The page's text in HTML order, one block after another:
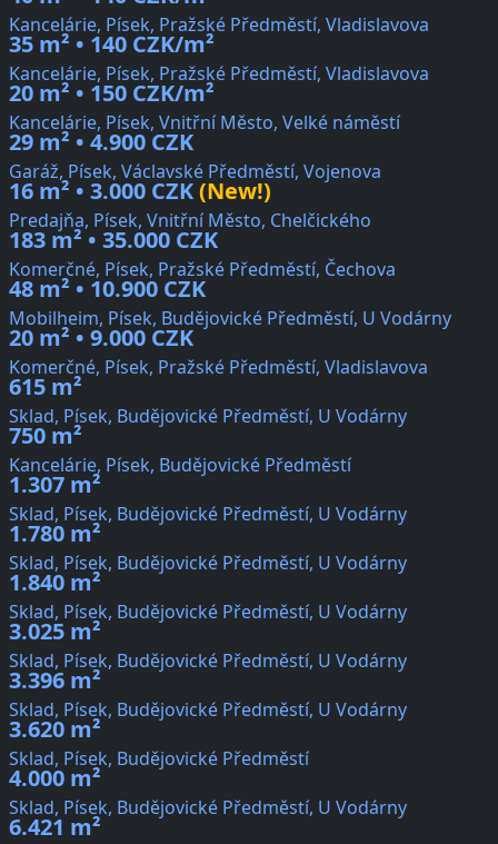
Kancelárie, Písek, Pražské Předměstí, Vladislavova
35 m² • 140 CZK/m²
Kancelárie, Písek, Pražské Předměstí, Vladislavova
20 m² • 150 CZK/m²
Kancelárie, Písek, Vnitřní Město, Velké náměstí
29 m² • 4.900 CZK
Garáž, Písek, Václavské Předměstí, Vojenova
16 m² • 3.000 CZK(New!)
Predajňa, Písek, Vnitřní Město, Chelčického
183 m² • 35.000 CZK
Komerčné, Písek, Pražské Předměstí, Čechova
48 m² • 10.900 CZK
Mobilheim, Písek, Budějovické Předměstí, U Vodárny
20 m² • 9.000 CZK
Komerčné, Písek, Pražské Předměstí, Vladislavova
615 m²
Sklad, Písek, Budějovické Předměstí, U Vodárny
750 m²
Kancelárie, Písek, Budějovické Předměstí
1.307 m²
Sklad, Písek, Budějovické Předměstí, U Vodárny
1.780 m²
Sklad, Písek, Budějovické Předměstí, U Vodárny
1.840 m²
Sklad, Písek, Budějovické Předměstí, U Vodárny
3.025 m²
Sklad, Písek, Budějovické Předměstí, U Vodárny
3.396 m²
Sklad, Písek, Budějovické Předměstí, U Vodárny
3.620 m²
Sklad, Písek, Budějovické Předměstí
4.000 m²
Sklad, Písek, Budějovické Předměstí, U Vodárny
6.421 m²